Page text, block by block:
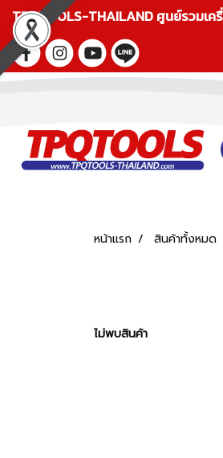
TPQTOOLS-THAILAND ศูนย์รวมเ
หน้าแรก สินค้าทั้งหมด
ไม่พบสินค้า